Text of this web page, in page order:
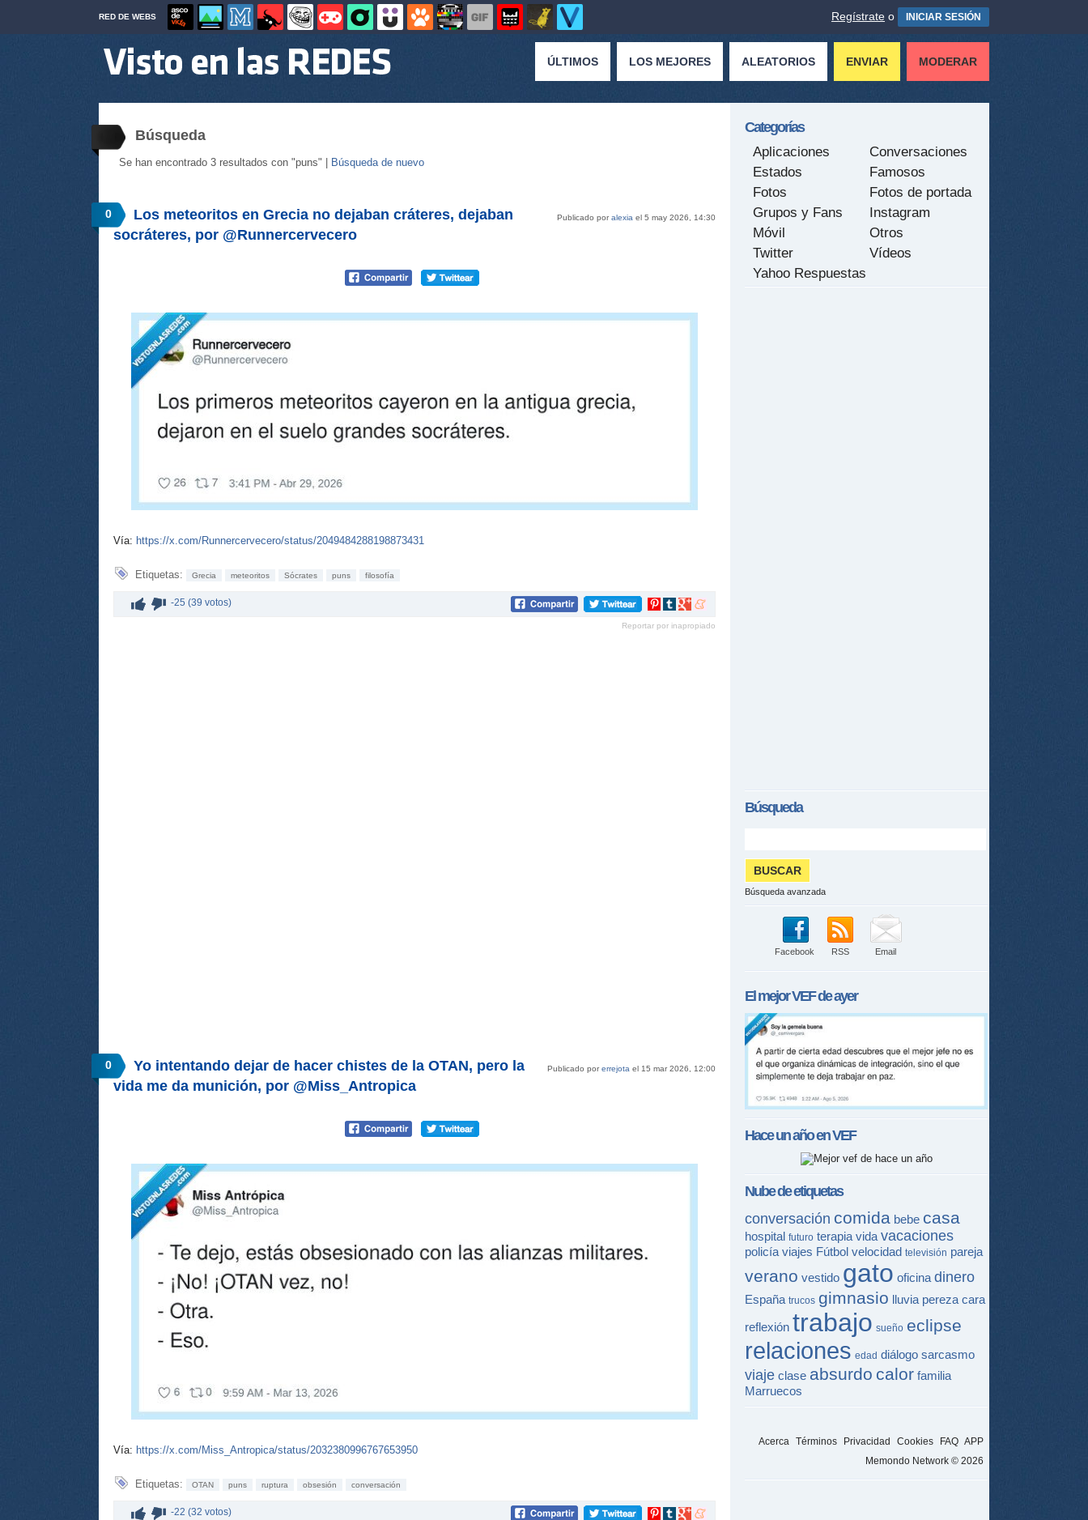
RED DE WEBS Regístrate o INICIAR SESIÓN
ÚLTIMOS LOS MEJORES ALEATORIOS ENVIAR MODERAR
Búsqueda
Se han encontrado 3 resultados con "puns" | Búsqueda de nuevo
0 Publicado poralexia el 5 may 2026, 14:30
Los meteoritos en Grecia no dejaban cráteres, dejaban
socráteres, por @Runnercervecero
Vía: https://x.com/Runnercervecero/status/2049484288198873431
Etiquetas: Grecia meteoritos Sócrates puns filosofía
-25 (39 votos)
Compartir
Pinterest
Compartir
tumblr
Compartir
Google+
Compartir
meneame
Reportar por inapropiado
0 Publicado porerrejota el 15 mar 2026, 12:00
Yo intentando dejar de hacer chistes de la OTAN, pero la
vida me da munición, por @Miss_Antropica
Vía: https://x.com/Miss_Antropica/status/2032380996767653950
Etiquetas: OTAN puns ruptura obsesión conversación
-22 (32 votos)
Compartir
Compartir
Compartir
Compartir
Categorías
Aplicaciones
Conversaciones
Estados
Famosos
Fotos
Fotos de portada
Grupos y Fans
Instagram
Móvil
Otros
Twitter
Vídeos
Yahoo Respuestas
Búsqueda
Búsqueda avanzada
Facebook RSS Email
El mejorVEFde ayer
Hace un año enVEF
Nube de etiquetas
conversación comida bebe casa
hospital futuro terapia vida vacaciones
policía viajes Fútbol velocidad televisión pareja
verano vestido gato oficina dinero
España trucos gimnasio lluvia pereza cara
reflexión trabajo sueño eclipse
relaciones edad diálogo sarcasmo
viaje clase absurdo calor familia
Marruecos
Acerca Términos Privacidad Cookies FAQ APP
Memondo Network © 2026